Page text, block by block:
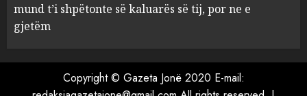
mund t’i shpëtonte së kaluarës së tij, por ne e
gjetëm
Copyright © Gazeta Jonë 2020 E-mail: